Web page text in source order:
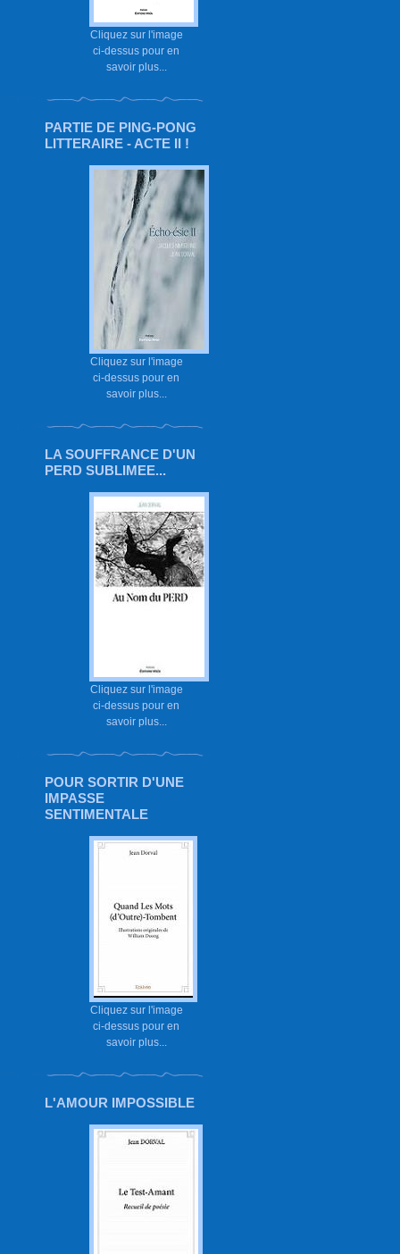
Cliquez sur l'image
ci-dessus pour en
savoir plus...
PARTIE DE PING-PONG
LITTERAIRE - ACTE II !
Cliquez sur l'image
ci-dessus pour en
savoir plus...
LA SOUFFRANCE D'UN
PERD SUBLIMEE...
Cliquez sur l'image
ci-dessus pour en
savoir plus...
POUR SORTIR D'UNE
IMPASSE
SENTIMENTALE
Cliquez sur l'image
ci-dessus pour en
savoir plus...
L'AMOUR IMPOSSIBLE